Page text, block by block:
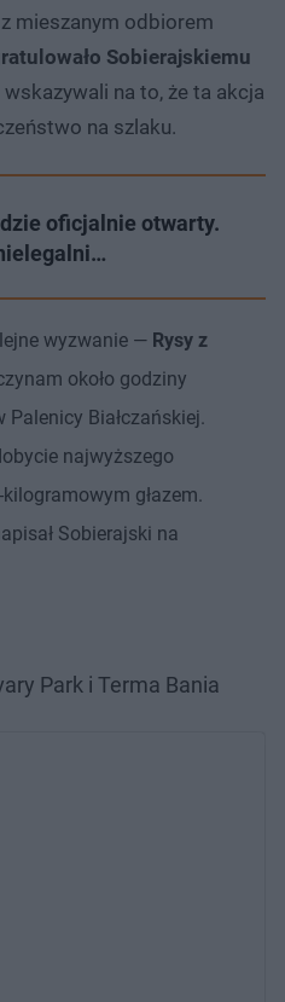
mieszanym odbiorem
Sobierajskiemu
wskazywali na to, że ta akcja
na szlaku.
oficjalnie otwarty.
wyzwanie — Rysy z
około godziny
Białczańskiej.
najwyższego
głazem.
Sobierajski na
Park i Terma Bania